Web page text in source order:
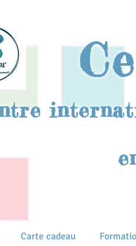
Carte cadeau